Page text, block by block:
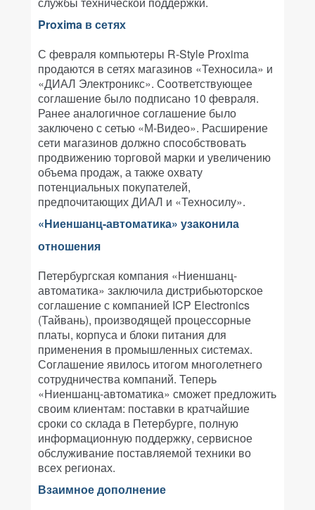
Proxima в сетях
С февраля компьютеры R-Style Proxima
продаются в сетях магазинов «Техносила» и
«ДИАЛ Электроникс». Соответствующее
соглашение было подписано 10 февраля.
Ранее аналогичное соглашение было
заключено с сетью «М-Видео». Расширение
сети магазинов должно способствовать
продвижению торговой марки и увеличению
объема продаж, а также охвату
потенциальных покупателей,
предпочитающих ДИАЛ и «Техносилу».
«Ниеншанц-автоматика» узаконила
отношения
Петербургская компания «Ниеншанц-
автоматика» заключила дистрибьюторское
соглашение с компанией ICP Electronics
(Тайвань), производящей процессорные
платы, корпуса и блоки питания для
применения в промышленных системах.
Соглашение явилось итогом многолетнего
сотрудничества компаний. Теперь
«Ниеншанц-автоматика» сможет предложить
своим клиентам: поставки в кратчайшие
сроки со склада в Петербурге, полную
информационную поддержку, сервисное
обслуживание поставляемой техники во
всех регионах.
Взаимное дополнение